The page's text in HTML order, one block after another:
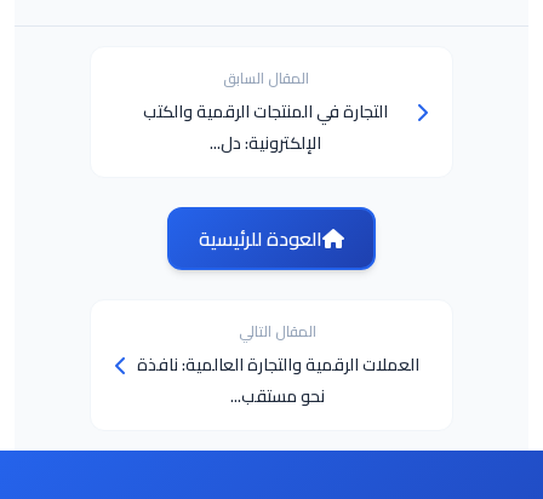
المقال السابق
التجارة في المنتجات الرقمية والكتب
الإلكترونية: دل...
العودة للرئيسية
المقال التالي
العملات الرقمية والتجارة العالمية: نافذة
نحو مستقب...